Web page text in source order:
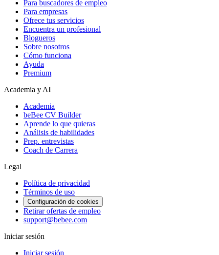
Para buscadores de empleo
Para empresas
Ofrece tus servicios
Encuentra un profesional
Blogueros
Sobre nosotros
Cómo funciona
Ayuda
Premium
Academia y AI
Academia
beBee CV Builder
Aprende lo que quieras
Análisis de habilidades
Prep. entrevistas
Coach de Carrera
Legal
Política de privacidad
Términos de uso
Configuración de cookies
Retirar ofertas de empleo
support@bebee.com
Iniciar sesión
Iniciar sesión